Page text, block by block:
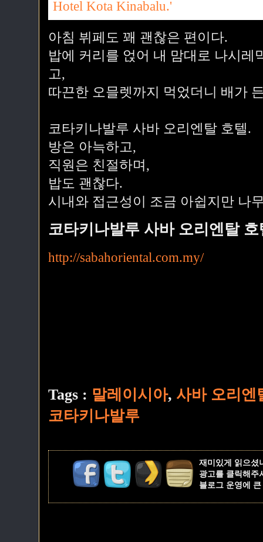
아침 뷔페도 꽤 괜찮은 편이다.
밥에 커리를 얹어 내 맘대로 나시레
고,
따끈한 오믈렛까지 먹었더니 배가
코타키나발루 사바 오리엔탈 호텔.
방은 아늑하고,
직원은 친절하며,
밥도 괜찮다.
시내와 접근성이 조금 아쉽지만 나
코타키나발루 사바 오리엔탈
http://sabahoriental.com.my/
Tags : 말레이시아, 사바 오리엔
코타키나발루
재미있게 읽으셨
광고를 클릭해주
블로그 운영에